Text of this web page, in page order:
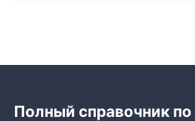
Полный справочник по